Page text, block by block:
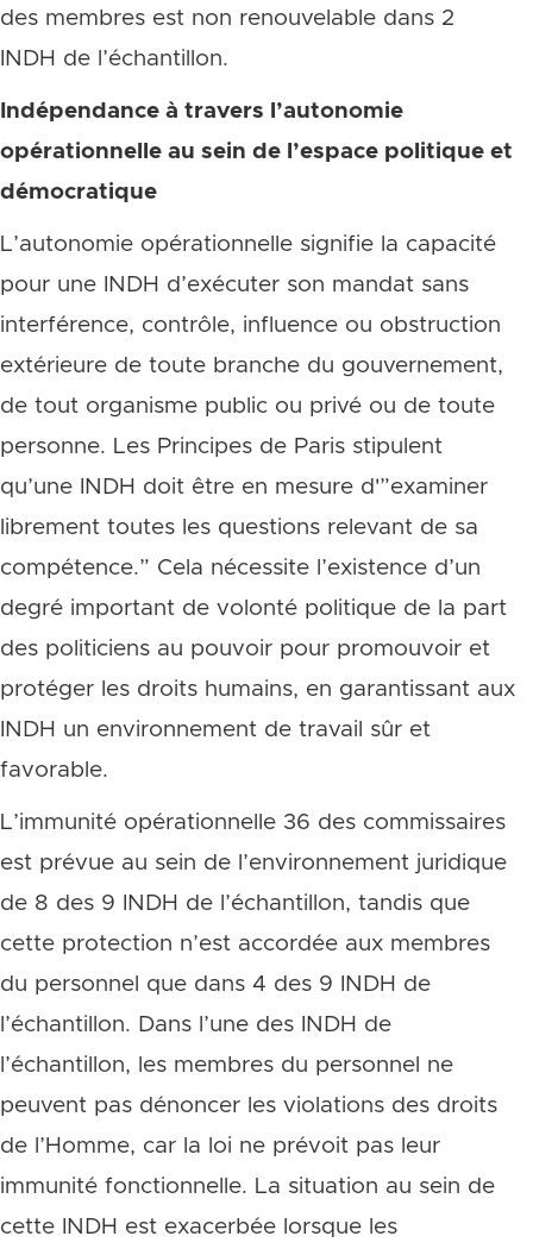
des membres est non renouvelable dans 2
INDH de l’échantillon.
Indépendance à travers l’autonomie
opérationnelle au sein de l’espace politique et
démocratique
L’autonomie opérationnelle signifie la capacité
pour une INDH d’exécuter son mandat sans
interférence, contrôle, influence ou obstruction
extérieure de toute branche du gouvernement,
de tout organisme public ou privé ou de toute
personne. Les Principes de Paris stipulent
qu’une INDH doit être en mesure d'”examiner
librement toutes les questions relevant de sa
compétence.” Cela nécessite l’existence d’un
degré important de volonté politique de la part
des politiciens au pouvoir pour promouvoir et
protéger les droits humains, en garantissant aux
INDH un environnement de travail sûr et
favorable.
L’immunité opérationnelle 36 des commissaires
est prévue au sein de l’environnement juridique
de 8 des 9 INDH de l’échantillon, tandis que
cette protection n’est accordée aux membres
du personnel que dans 4 des 9 INDH de
l’échantillon. Dans l’une des INDH de
l’échantillon, les membres du personnel ne
peuvent pas dénoncer les violations des droits
de l’Homme, car la loi ne prévoit pas leur
immunité fonctionnelle. La situation au sein de
cette INDH est exacerbée lorsque les